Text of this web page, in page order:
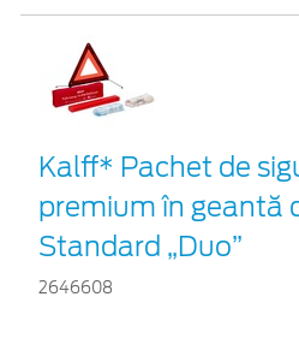
Kalff* Pachet de
premium în geantă
Standard „Duo”
2646608